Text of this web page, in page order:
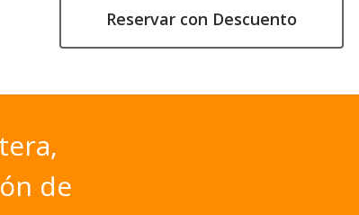
Reservar con Descuento
de